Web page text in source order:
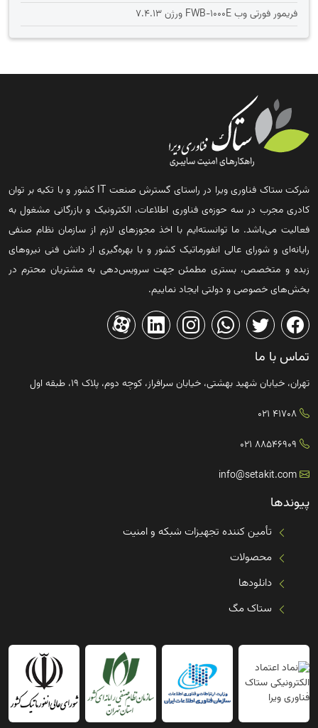
فریمور فورتی وب FWB-1000E ورژن 7.4.13
شرکت ستاک فناوری ویرا در راستای گسترش صنعت IT کشور و با تکیه بر توان
کادری مجرب در سه حوزه‌ی فناوری اطلاعات، الکترونیک و بازرگانی مشغول به
فعالیت می‌باشد. ما توانسته‌ایم با اخذ مجوزهای لازم از سازمان نظام صنفی
رایانه‌ای و شورای عالی انفورماتیک کشور و با بهره‌گیری از دانش فنی نیروهای
زبده و متخصص، بستری مطمئن جهت سرویس‌دهی به مشتریان محترم در
بخش‌های خصوصی و دولتی ایجاد نماییم.
تماس با ما
تهران، خیابان شهید بهشتی، خیابان سرافراز، کوچه دوم، پلاک ۱۹، طبقه اول
41708 021
88546909 021
info@setakit.com
پیوندها
تأمین کننده تجهیزات شبکه و امنیت
محصولات
دانلودها
ستاک مگ